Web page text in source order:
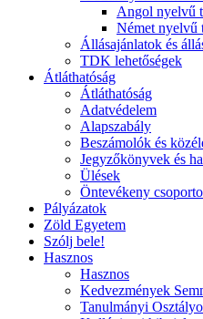
Angol nyelvű
Német nyelvű
Állásajánlatok és
TDK lehetőségek
Átláthatóság
Átláthatóság
Adatvédelem
Alapszabály
Beszámolók és
Jegyzőkönyvek és
Ülések
Öntevékeny
Pályázatok
Zöld Egyetem
Szólj bele!
Hasznos
Hasznos
Kedvezmények
Tanulmányi